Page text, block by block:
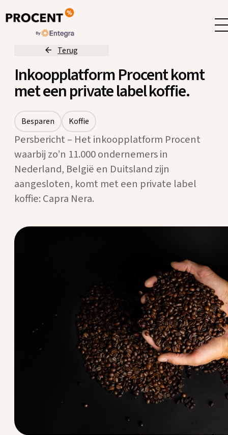
Terug
Inkoopplatform Procent komt
met een private label koffie.
Besparen Koffie
Persbericht – Het inkoopplatform Procent
waarbij zo’n 11.000 ondernemers in
Nederland, België en Duitsland zijn
aangesloten, komt met een private label
koffie: Capra Nera.